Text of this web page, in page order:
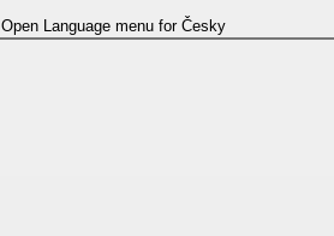
Open Language menu for Česky